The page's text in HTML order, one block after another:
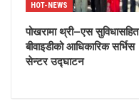
HOT-NEWS
पोखरामा थ्री–एस सुविधासहित
बीवाइडीको आधिकारिक सर्भिस
सेन्टर उद्घाटन